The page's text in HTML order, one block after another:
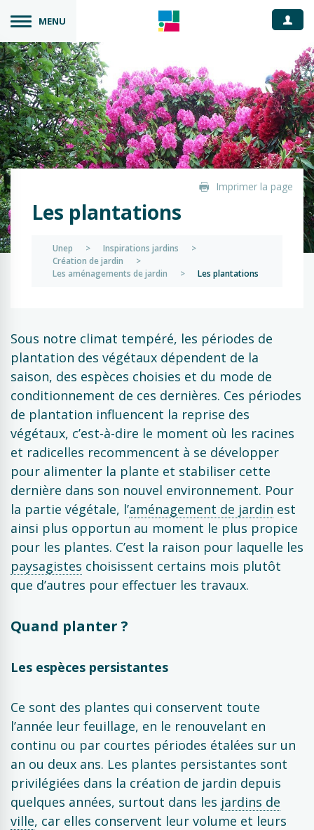
MENU
Imprimer la page
Les plantations
Unep > Inspirations jardins
>
Création de jardin
>
Les aménagements de jardin
> Les plantations
Sous notre climat tempéré, les périodes de
plantation des végétaux dépendent de la
saison, des espèces choisies et du mode de
conditionnement de ces dernières. Ces périodes
de plantation influencent la reprise des
végétaux, c’est-à-dire le moment où les racines
et radicelles recommencent à se développer
pour alimenter la plante et stabiliser cette
dernière dans son nouvel environnement. Pour
la partie végétale, l’aménagement de jardin est
ainsi plus opportun au moment le plus propice
pour les plantes. C’est la raison pour laquelle les
paysagistes choisissent certains mois plutôt
que d’autres pour effectuer les travaux.
Quand planter ?
Les espèces persistantes
Ce sont des plantes qui conservent toute
l’année leur feuillage, en le renouvelant en
continu ou par courtes périodes étalées sur un
an ou deux ans. Les plantes persistantes sont
privilégiées dans la création de jardin depuis
quelques années, surtout dans les jardins de
ville, car elles conservent leur volume et leurs